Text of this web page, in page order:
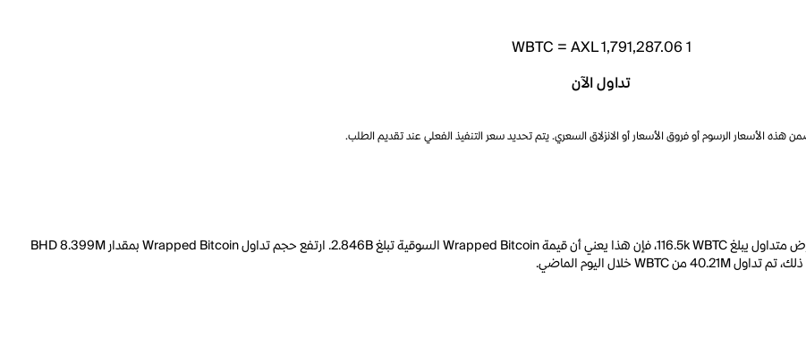
1
WBTC =AXL 1,791,287.06
تداول الآن
الأسعار الرسوم أو فروق الأسعار أو الانزلاق السعري. يتم تحديد سعر التنفيذ الفعلي عند تقديم الطلب.
السعر الحالي لـ Wrapped Bitcoin هو AXL 1791287.06 لكل WBTC. مع عرض متداول يبلغ 116.5k WBTC، فإن هذا يعني أن قيمة Wrapped Bitcoin السوقية تبلغ 2.846B. ارتفع حجم تداول Wrapped Bitcoin بمقدار BHD 8.399M